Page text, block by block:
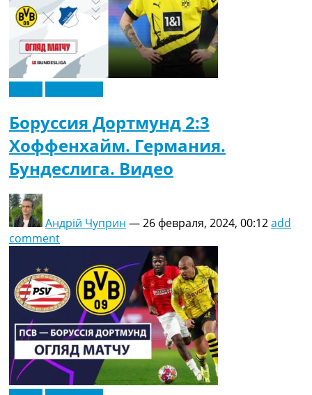
Боруссия Дортмунд 2:3
Хоффенхайм. Германия.
Бундеслига. Видео
Андрій Чуприн —26 февраля, 2024, 00:12add
comment